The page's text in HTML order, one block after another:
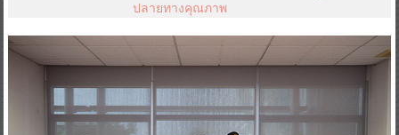
ปลายทางคุณภาพ